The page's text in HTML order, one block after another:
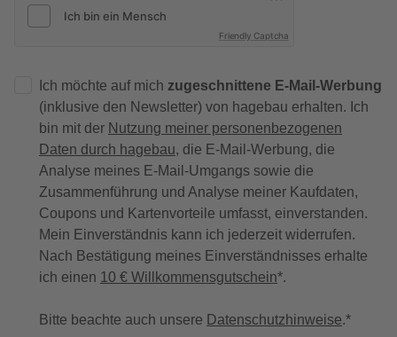
Friendly Captcha
Ich möchte auf mich zugeschnittene E-Mail-Werbung
(inklusive den Newsletter) von hagebau erhalten. Ich
bin mit der Nutzung meiner personenbezogenen
Daten durch hagebau, die E-Mail-Werbung, die
Analyse meines E-Mail-Umgangs sowie die
Zusammenführung und Analyse meiner Kaufdaten,
Coupons und Kartenvorteile umfasst, einverstanden.
Mein Einverständnis kann ich jederzeit widerrufen.
Nach Bestätigung meines Einverständnisses erhalte
ich einen 10 € Willkommensgutschein*.
Bitte beachte auch unsere Datenschutzhinweise.